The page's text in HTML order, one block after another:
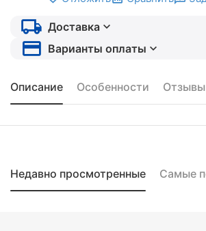
Доставка
Варианты оплаты
Описание Особенности Отзывы
Недавно просмотренные Самые